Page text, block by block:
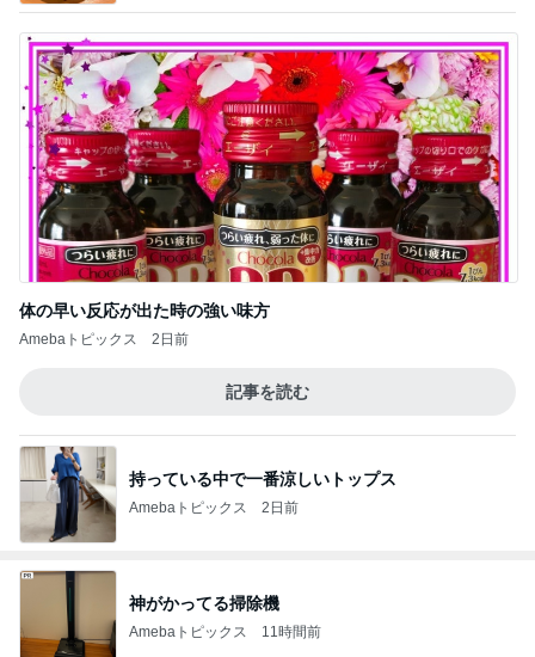
体の早い反応が出た時の強い味方
Amebaトピックス 2日前
記事を読む
持っている中で一番涼しいトップス
Amebaトピックス 2日前
神がかってる掃除機
Amebaトピックス 11時間前